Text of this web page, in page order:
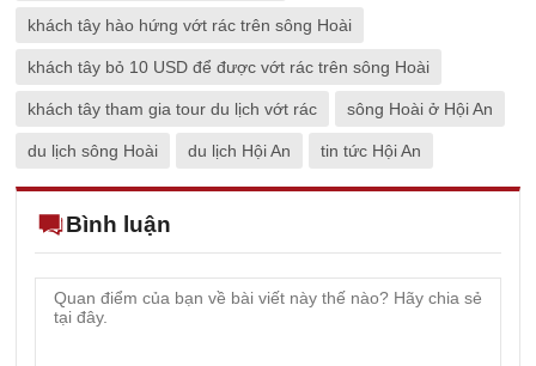
khách tây hào hứng vớt rác trên sông Hoài
khách tây bỏ 10 USD để được vớt rác trên sông Hoài
khách tây tham gia tour du lịch vớt rác sông Hoài ở Hội An
du lịch sông Hoài du lịch Hội An tin tức Hội An
Bình luận